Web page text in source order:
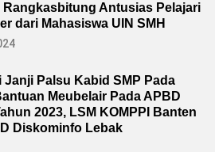
Rangkasbitung Antusias Pelajari
dari Mahasiswa UIN SMH
Palsu Kabid SMP Pada
Meubelair Pada APBD
2023, LSM KOMPPI Banten
Diskominfo Lebak